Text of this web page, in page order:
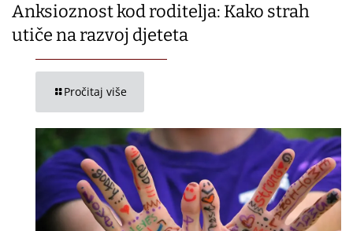
Anksioznost kod roditelja: Kako strah
utiče na razvoj djeteta
Pročitaj više